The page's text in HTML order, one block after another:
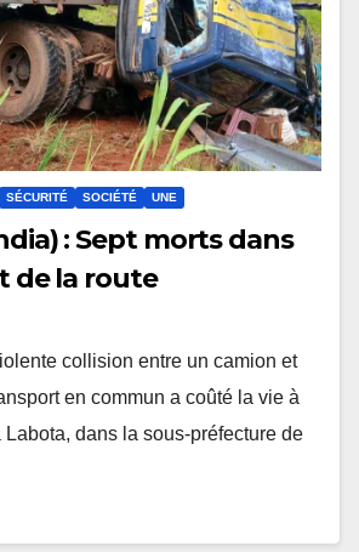
SÉCURITÉ SOCIÉTÉ UNE
: Sept morts dans
de la route
collision entre un camion et
en commun a coûté la vie à
dans la sous-préfecture de